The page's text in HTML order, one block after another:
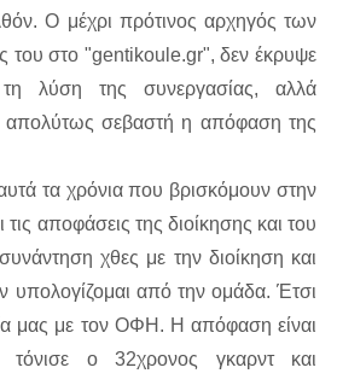
Ο μέχρι πρότινος αρχηγός των
του στο "gentikoule.gr", δεν έκρυψε
λύση της συνεργασίας, αλλά
απολύτως σεβαστή η απόφαση της
τα χρόνια που βρισκόμουν στην
αποφάσεις της διοίκησης και του
χθες με την διοίκηση και
από την ομάδα. Έτσι
μας με τον ΟΦΗ. Η απόφαση είναι
τόνισε ο 32χρονος γκαρντ και